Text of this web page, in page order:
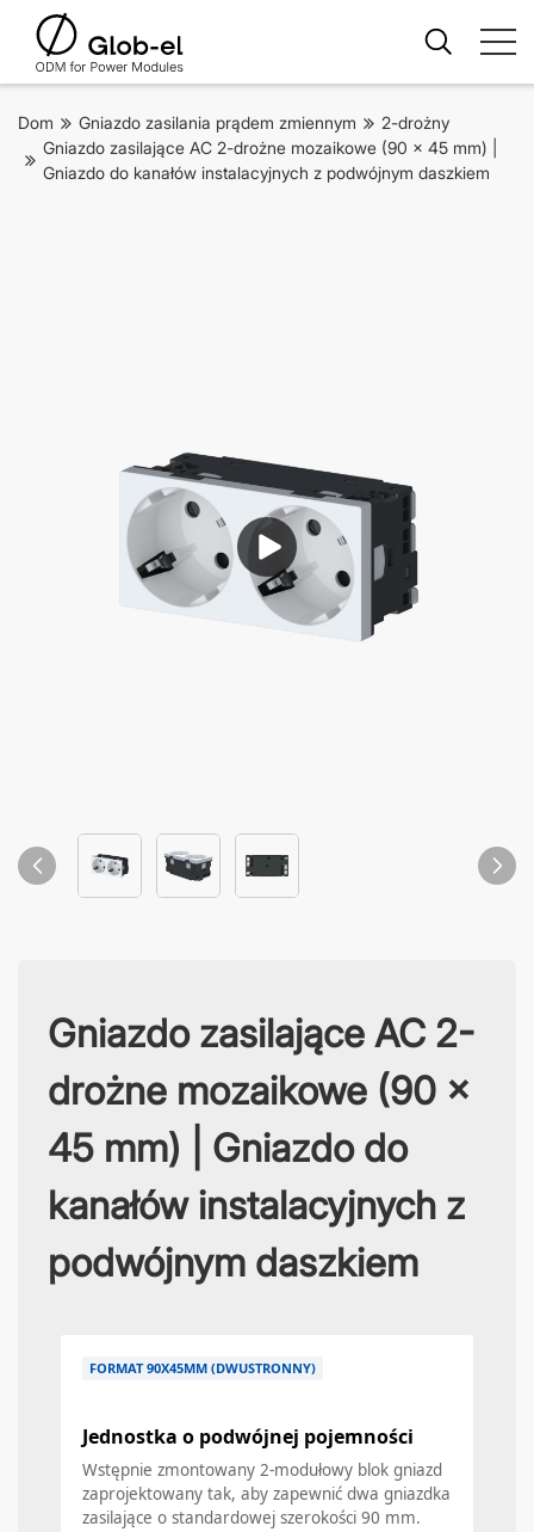
Dom Gniazdo zasilania prądem zmiennym
2-drożny
Gniazdo zasilające AC 2-drożne mozaikowe (90 x 45 mm) |
Gniazdo do kanałów instalacyjnych z podwójnym daszkiem
Gniazdo zasilające AC 2-
drożne mozaikowe (90 x
45 mm) | Gniazdo do
kanałów instalacyjnych z
podwójnym daszkiem
FORMAT 90X45MM (DWUSTRONNY)
Jednostka o podwójnej pojemności
Wstępnie zmontowany 2-modułowy blok gniazd
zaprojektowany tak, aby zapewnić dwa gniazdka
zasilające o standardowej szerokości 90 mm.